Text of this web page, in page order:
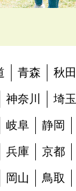
青森 秋田
神奈川 埼玉
岐阜 静岡
兵庫 京都
岡山 鳥取